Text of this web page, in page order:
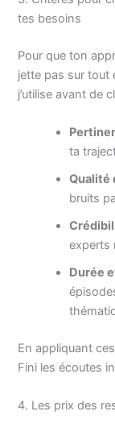
tes besoins
Pour que ton
jette pas sur tout
j’utilise avant de
ta
Qualité
bruits
experts
Durée
En appliquant
Fini les écoutes
4. Les prix des